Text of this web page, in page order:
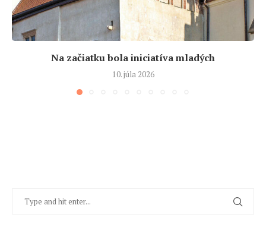
Na začiatku bola iniciatíva mladých
10. júla 2026